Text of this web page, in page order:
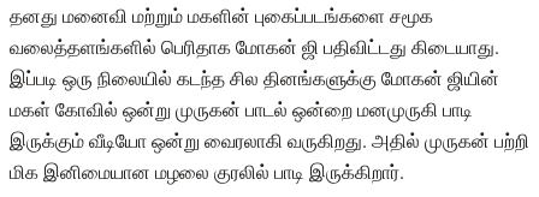
தனது மனைவி மற்றும் மகளின் புகைப்படங்களை சமூக
வலைத்தளங்களில் பெரிதாக மோகன் ஜி பதிவிட்டது கிடையாது.
இப்படி ஒரு நிலையில் கடந்த சில தினங்களுக்கு மோகன் ஜியின்
மகள் கோவில் ஒன்று முருகன் பாடல் ஒன்றை மனமுருகி பாடி
இருக்கும் வீடியோ ஒன்று வைரலாகி வருகிறது. அதில் முருகன் பற்றி
மிக இனிமையான மழலை குரலில் பாடி இருக்கிறார்.